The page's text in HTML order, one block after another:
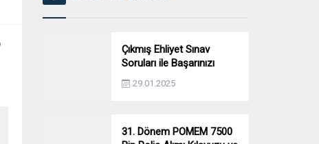
Çıkmış Ehliyet Sınav
Soruları ile Başarınızı
Artırın!
29.01.2025
31. Dönem POMEM 7500